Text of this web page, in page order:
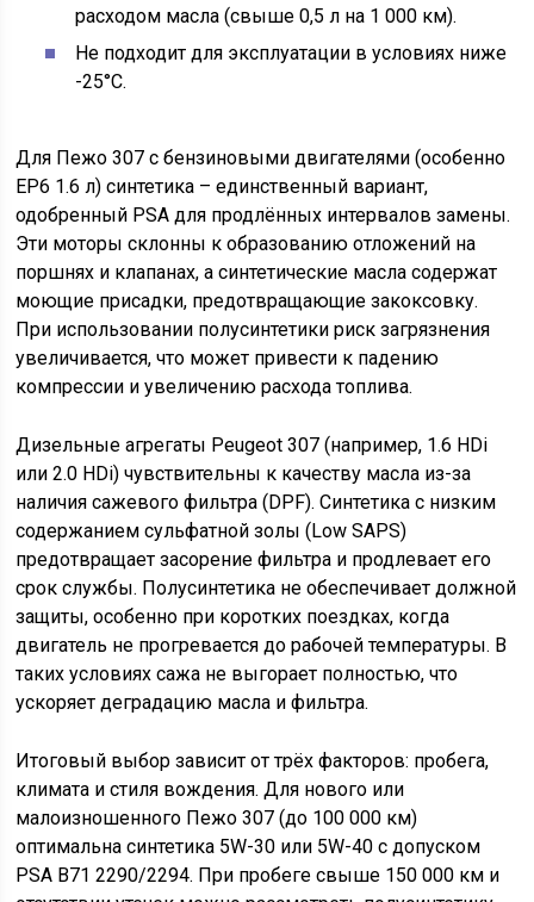
расходом масла (свыше 0,5 л на 1 000 км).
Не подходит для эксплуатации в условиях ниже
-25°C.
Для Пежо 307 с бензиновыми двигателями (особенно
EP6 1.6 л) синтетика – единственный вариант,
одобренный PSA для продлённых интервалов замены.
Эти моторы склонны к образованию отложений на
поршнях и клапанах, а синтетические масла содержат
моющие присадки, предотвращающие закоксовку.
При использовании полусинтетики риск загрязнения
увеличивается, что может привести к падению
компрессии и увеличению расхода топлива.
Дизельные агрегаты Peugeot 307 (например, 1.6 HDi
или 2.0 HDi) чувствительны к качеству масла из-за
наличия сажевого фильтра (DPF). Синтетика с низким
содержанием сульфатной золы (Low SAPS)
предотвращает засорение фильтра и продлевает его
срок службы. Полусинтетика не обеспечивает должной
защиты, особенно при коротких поездках, когда
двигатель не прогревается до рабочей температуры. В
таких условиях сажа не выгорает полностью, что
ускоряет деградацию масла и фильтра.
Итоговый выбор зависит от трёх факторов: пробега,
климата и стиля вождения. Для нового или
малоизношенного Пежо 307 (до 100 000 км)
оптимальна синтетика 5W-30 или 5W-40 с допуском
PSA B71 2290/2294. При пробеге свыше 150 000 км и